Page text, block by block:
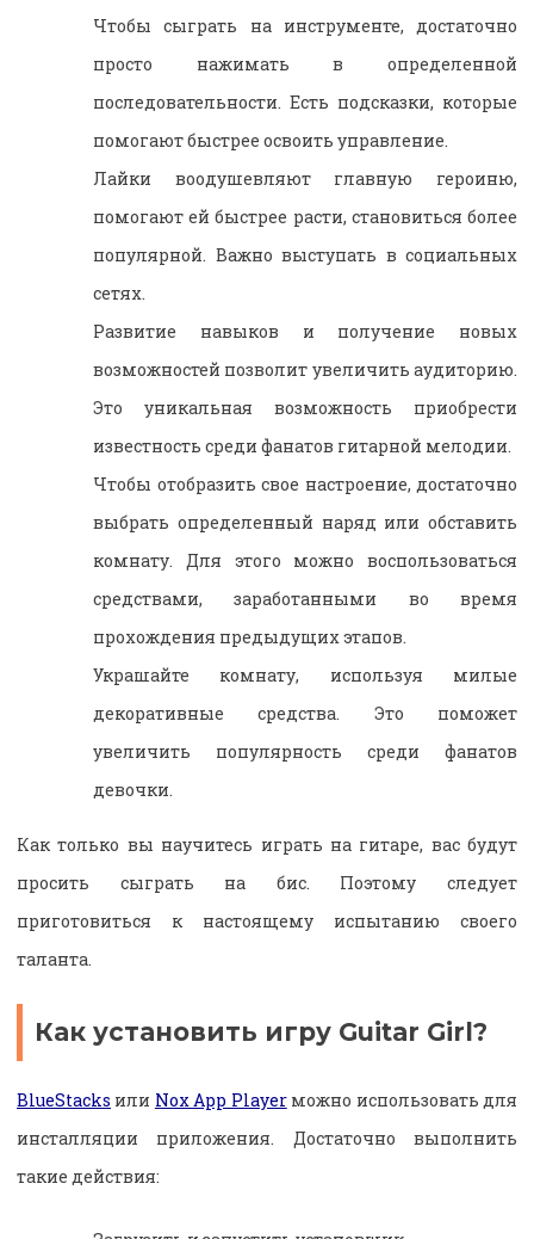
Чтобы сыграть на инструменте, достаточно
просто нажимать в определенной
последовательности. Есть подсказки, которые
помогают быстрее освоить управление.
Лайки воодушевляют главную героиню,
помогают ей быстрее расти, становиться более
популярной. Важно выступать в социальных
сетях.
Развитие навыков и получение новых
возможностей позволит увеличить аудиторию.
Это уникальная возможность приобрести
известность среди фанатов гитарной мелодии.
Чтобы отобразить свое настроение, достаточно
выбрать определенный наряд или обставить
комнату. Для этого можно воспользоваться
средствами, заработанными во время
прохождения предыдущих этапов.
Украшайте комнату, используя милые
декоративные средства. Это поможет
увеличить популярность среди фанатов
девочки.
Как только вы научитесь играть на гитаре, вас будут
просить сыграть на бис. Поэтому следует
приготовиться к настоящему испытанию своего
таланта.
Как установить игру Guitar Girl?
BlueStacks или Nox App Playerможно использовать для
инсталляции приложения. Достаточно выполнить
такие действия: